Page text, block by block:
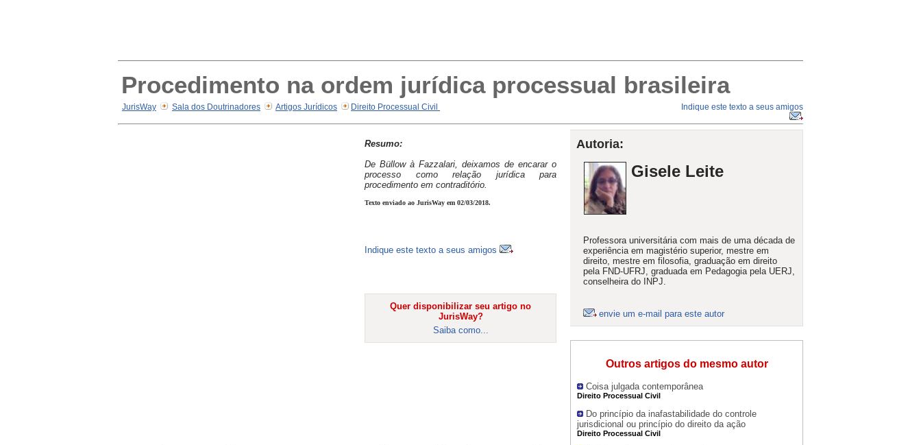
Procedimento na ordem jurídica processual brasileira
JurisWay Sala dos Doutrinadores Artigos Jurídicos Direito Processual Civil Indique este texto a seus amigos
Autoria:
Gisele Leite
Professora universitária com mais de uma década de
experiência em magistério superior, mestre em
direito, mestre em filosofia, graduação em direito
pela FND-UFRJ, graduada em Pedagogia pela UERJ,
conselheira do INPJ.
envie um e-mail para este autor
Outros artigos do mesmo autor
Coisa julgada contemporânea
Direito Processual Civil
Do princípio da inafastabilidade do controle
jurisdicional ou princípio do direito da ação
Direito Processual Civil
Resumo:
De Büllow à Fazzalari, deixamos de encarar o
processo como relação jurídica para
procedimento em contraditório.
Texto enviado ao JurisWay em 02/03/2018.
Indique este texto a seus amigos
Quer disponibilizar seu artigo no
JurisWay?
Saiba como...